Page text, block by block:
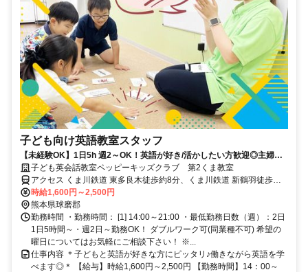
子ども向け英語教室スタッフ
【未経験OK】1日5h 週2～OK！英語が好き/活かしたい方歓迎◎主婦
(夫)/学生も活躍中！
子ども英会話教室ペッピーキッズクラブ 第2くま教室
アクセス くま川鉄道 東多良木徒歩約8分、くま川鉄道 新鶴羽徒歩約
15分、くま川鉄道 多良木徒歩約29分 くまがわ鉄道湯前線「多良木
駅」より徒歩7分 ／近隣教室への勤務も応相談 ※屋内禁煙
時給1,600円～2,500円
熊本県球磨郡
勤務時間 ・勤務時間： [1] 14:00～21:00 ・最低勤務日数（週）：2日
1日5時間～・週2日～勤務OK！ ダブルワーク可(同業種不可) 希望の
曜日についてはお気軽にご相談下さい！ ※...
仕事内容 ＊子どもと英語が好きな方にピッタリ♪働きながら英語を学
べます◎＊ 【給与】時給1,600円～2,500円 【勤務時間】14：00～